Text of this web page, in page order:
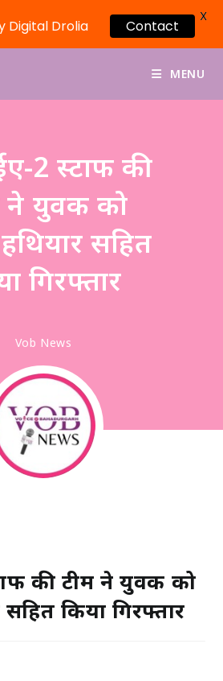
MENU
2 स्टाफ की
ने युवक को
सहित
गिरफ्तार
Vob News
की टीम ने युवक को
किया गिरफ्तार
Digital Drolia Contact
X